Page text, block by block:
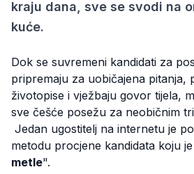
kraju dana, sve se svodi na
kuće.
Dok se suvremeni kandidati za
pripremaju za uobičajena pitanja,
životopise i vježbaju govor tijela,
sve češće posežu za neobičnim
Jedan ugostitelj na internetu je
metodu procjene kandidata koju
metle".